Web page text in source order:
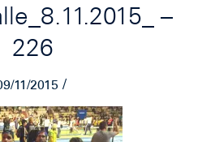
–
226
11/2015 /